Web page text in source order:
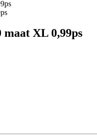
maat XL 0,99ps